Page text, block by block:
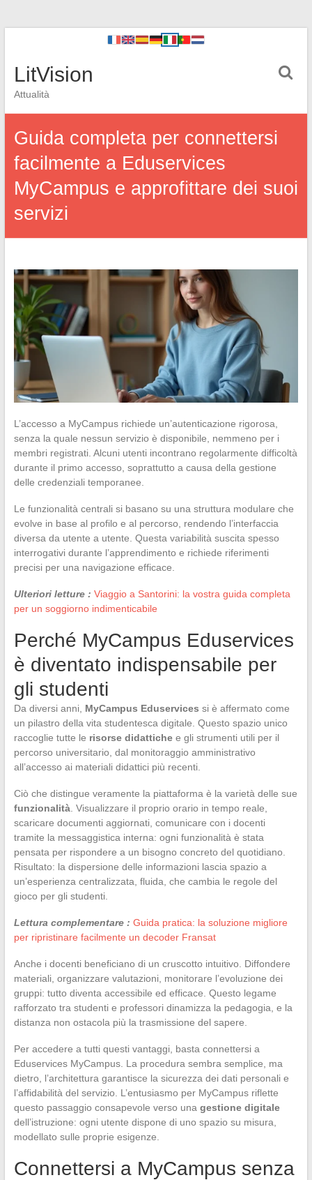
LitVision
Attualità
Guida completa per connettersi
facilmente a Eduservices
MyCampus e approfittare dei suoi
servizi
L’accesso a MyCampus richiede un’autenticazione rigorosa,
senza la quale nessun servizio è disponibile, nemmeno per i
membri registrati. Alcuni utenti incontrano regolarmente difficoltà
durante il primo accesso, soprattutto a causa della gestione
delle credenziali temporanee.
Le funzionalità centrali si basano su una struttura modulare che
evolve in base al profilo e al percorso, rendendo l’interfaccia
diversa da utente a utente. Questa variabilità suscita spesso
interrogativi durante l’apprendimento e richiede riferimenti
precisi per una navigazione efficace.
Ulteriori letture : Viaggio a Santorini: la vostra guida completa
per un soggiorno indimenticabile
Perché MyCampus Eduservices
è diventato indispensabile per
gli studenti
Da diversi anni, MyCampus Eduservices si è affermato come
un pilastro della vita studentesca digitale. Questo spazio unico
raccoglie tutte le risorse didattichee gli strumenti utili per il
percorso universitario, dal monitoraggio amministrativo
all’accesso ai materiali didattici più recenti.
Ciò che distingue veramente la piattaforma è la varietà delle sue
funzionalità. Visualizzare il proprio orario in tempo reale,
scaricare documenti aggiornati, comunicare con i docenti
tramite la messaggistica interna: ogni funzionalità è stata
pensata per rispondere a un bisogno concreto del quotidiano.
Risultato: la dispersione delle informazioni lascia spazio a
un’esperienza centralizzata, fluida, che cambia le regole del
gioco per gli studenti.
Lettura complementare : Guida pratica: la soluzione migliore
per ripristinare facilmente un decoder Fransat
Anche i docenti beneficiano di un cruscotto intuitivo. Diffondere
materiali, organizzare valutazioni, monitorare l’evoluzione dei
gruppi: tutto diventa accessibile ed efficace. Questo legame
rafforzato tra studenti e professori dinamizza la pedagogia, e la
distanza non ostacola più la trasmissione del sapere.
Per accedere a tutti questi vantaggi, basta connettersi a
Eduservices MyCampus. La procedura sembra semplice, ma
dietro, l’architettura garantisce la sicurezza dei dati personali e
l’affidabilità del servizio. L’entusiasmo per MyCampus riflette
questo passaggio consapevole verso una gestione digitale
dell’istruzione: ogni utente dispone di uno spazio su misura,
modellato sulle proprie esigenze.
Connettersi a MyCampus senza